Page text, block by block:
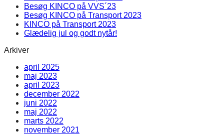
Besøg KINCO på VVS´23
Besøg KINCO på Transport 2023
KINCO på Transport 2023
Glædelig jul og godt nytår!
Arkiver
april 2025
maj 2023
april 2023
december 2022
juni 2022
maj 2022
marts 2022
november 2021